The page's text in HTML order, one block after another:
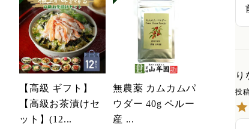
【高級 ギフト】
【高級お茶漬けセ
ット】(12...
無農薬 カムカムパ
ウダー 40g ペルー
産 ...
り
投